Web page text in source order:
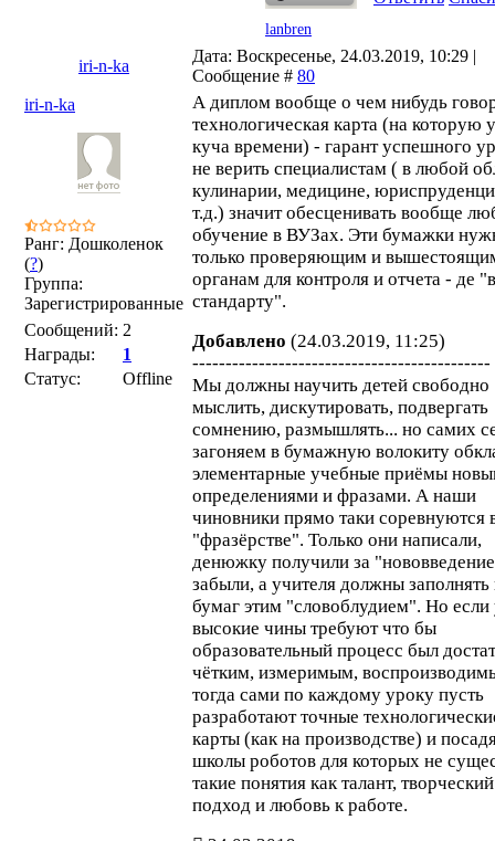
lanbren
iri-n-ka
Дата: Воскресенье, 24.03.2019, 10:29 |
Сообщение # 80
iri-n-ka
Ранг: Дошколенок
(?)
Группа:
Зарегистрированные
Сообщений: 2
Награды:
1
Статус:
Offline
А диплом вообще о чем нибудь
технологическая карта (на которую
куча времени) - гарант успешного
не верить специалистам ( в любой
кулинарии, медицине,
т.д.) значит обесценивать вообще
обучение в ВУЗах. Эти бумажки
только проверяющим и
органам для контроля и отчета - де
стандарту".
Добавлено (24.03.2019, 11:25)
---------------------------------------------
Мы должны научить детей свободно
мыслить, дискутировать, подвергать
сомнению, размышлять... но самих
загоняем в бумажную волокиту
элементарные учебные приёмы
определениями и фразами. А наши
чиновники прямо таки соревнуются
"фразёрстве". Только они написали,
денюжку получили за
забыли, а учителя должны заполнять
бумаг этим "словоблудием". Но
высокие чины требуют что бы
образовательный процесс был
чётким, измеримым,
тогда сами по каждому уроку пусть
разработают точные
карты (как на производстве) и
школы роботов для которых не
такие понятия как талант, творческий
подход и любовь к работе.